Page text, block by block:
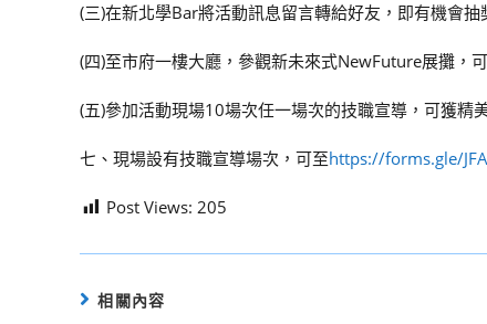
(三)在新北學Bar將活動訊息留言轉給好友，即有機會抽
(四)至市府一樓大廳，參觀新未來式NewFuture展攤，
(五)參加活動現場10場次任一場次的技職宣導，可獲精
七、現場設有技職宣導場次，可至https://forms.gle/
Post Views: 205
相關內容